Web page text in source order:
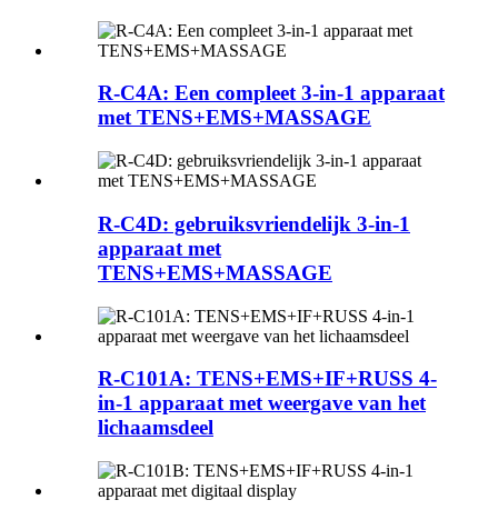
R-C4A: Een compleet 3-in-1 apparaat
met TENS+EMS+MASSAGE
R-C4D: gebruiksvriendelijk 3-in-1
apparaat met
TENS+EMS+MASSAGE
R-C101A: TENS+EMS+IF+RUSS 4-
in-1 apparaat met weergave van het
lichaamsdeel